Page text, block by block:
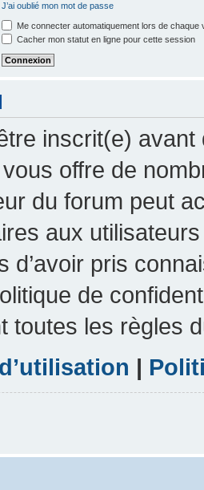
J’ai oublié mon mot de passe
Me connecter automatiquement lors de chaque
Cacher mon statut en ligne pour cette session
inscrit(e) avant
offre de
du forum peut
aux
d’avoir pris
de
toutes les règles
|